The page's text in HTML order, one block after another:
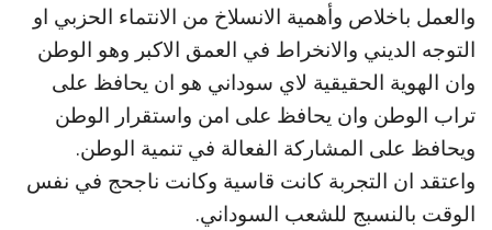
والعمل باخلاص وأهمية الانسلاخ من الانتماء الحزبي او
التوجه الديني والانخراط في العمق الاكبر وهو الوطن
وان الهوية الحقيقية لاي سوداني هو ان يحافظ على
تراب الوطن وان يحافظ على امن واستقرار الوطن
ويحافظ على المشاركة الفعالة في تنمية الوطن.
واعتقد ان التجربة كانت قاسية وكانت ناجحج في نفس
الوقت بالنسبج للشعب السوداني.